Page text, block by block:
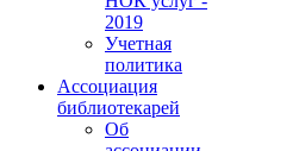
2019
Учетная
политика
Ассоциация
библиотекарей
Об